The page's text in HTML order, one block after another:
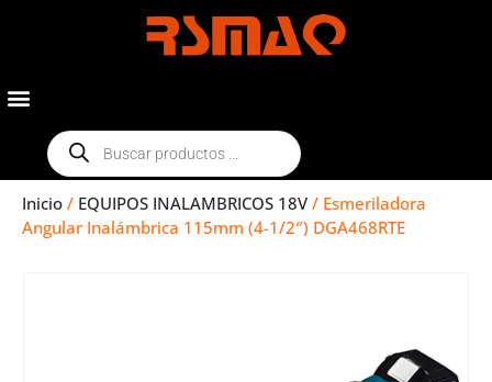
Inicio / EQUIPOS INALAMBRICOS 18V / Esmeriladora
Angular Inalámbrica 115mm (4-1/2″) DGA468RTE